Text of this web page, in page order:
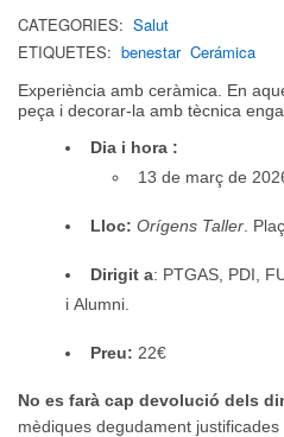
CATEGORIES: Salut
ETIQUETES: benestar Cerámica
Experiència amb ceràmica. En
peça i decorar-la amb tècnica
Dia i hora :
13 de març de
Lloc: Orígens Taller .
Dirigit a: PTGAS, PDI,
i Alumni.
Preu: 22€
No es farà cap devolució dels
mèdiques degudament